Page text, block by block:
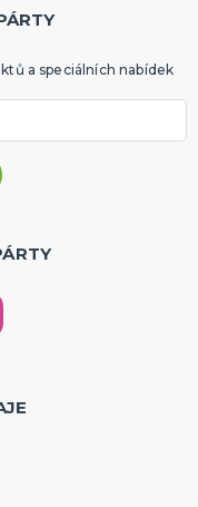
a speciálních nabídek